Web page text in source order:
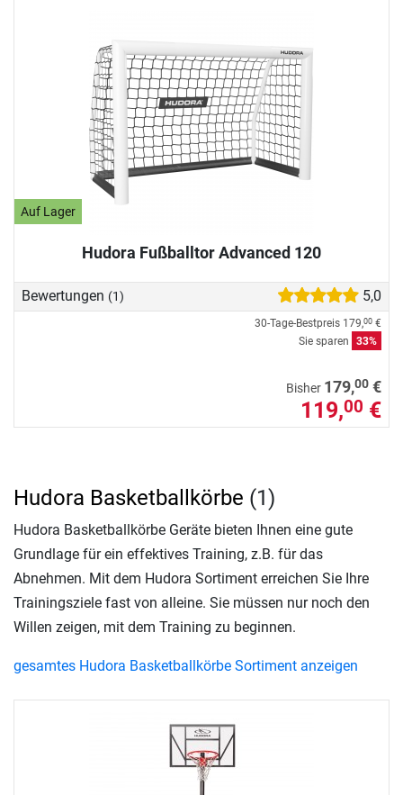
Auf Lager
Hudora Fußballtor Advanced 120
Bewertungen (1) 5,0
30-Tage-Bestpreis 179,00 €
Sie sparen
33%
Bisher 179,00 €
119,00 €
Hudora Basketballkörbe (1)
Hudora Basketballkörbe Geräte bieten Ihnen eine gute
Grundlage für ein effektives Training, z.B. für das
Abnehmen. Mit dem Hudora Sortiment erreichen Sie Ihre
Trainingsziele fast von alleine. Sie müssen nur noch den
Willen zeigen, mit dem Training zu beginnen.
gesamtes Hudora Basketballkörbe Sortiment anzeigen